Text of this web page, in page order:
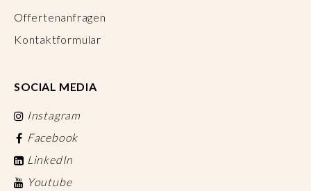
Offertenanfragen
Kontaktformular
SOCIAL MEDIA
Instagram
Facebook
LinkedIn
Youtube